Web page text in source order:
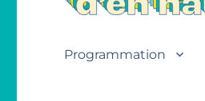
Programmation